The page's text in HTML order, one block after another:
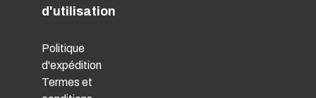
d'utilisation
Politique
d'expédition
Termes et